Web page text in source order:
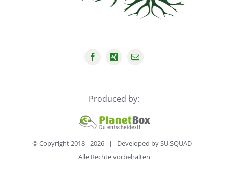
Produced by:
© Copyright 2018 -2026 | Developed bySU SQUAD
Alle Rechte vorbehalten